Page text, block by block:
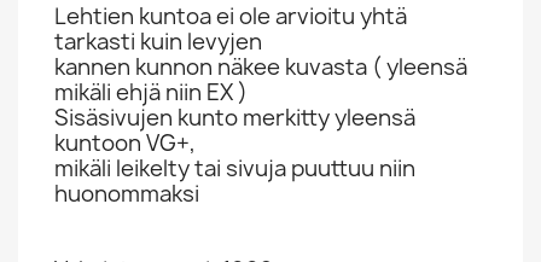
Lehtien kuntoa ei ole arvioitu yhtä
tarkasti kuin levyjen
kannen kunnon näkee kuvasta ( yleensä
mikäli ehjä niin EX )
Sisäsivujen kunto merkitty yleensä
kuntoon VG+,
mikäli leikelty tai sivuja puuttuu niin
huonommaksi